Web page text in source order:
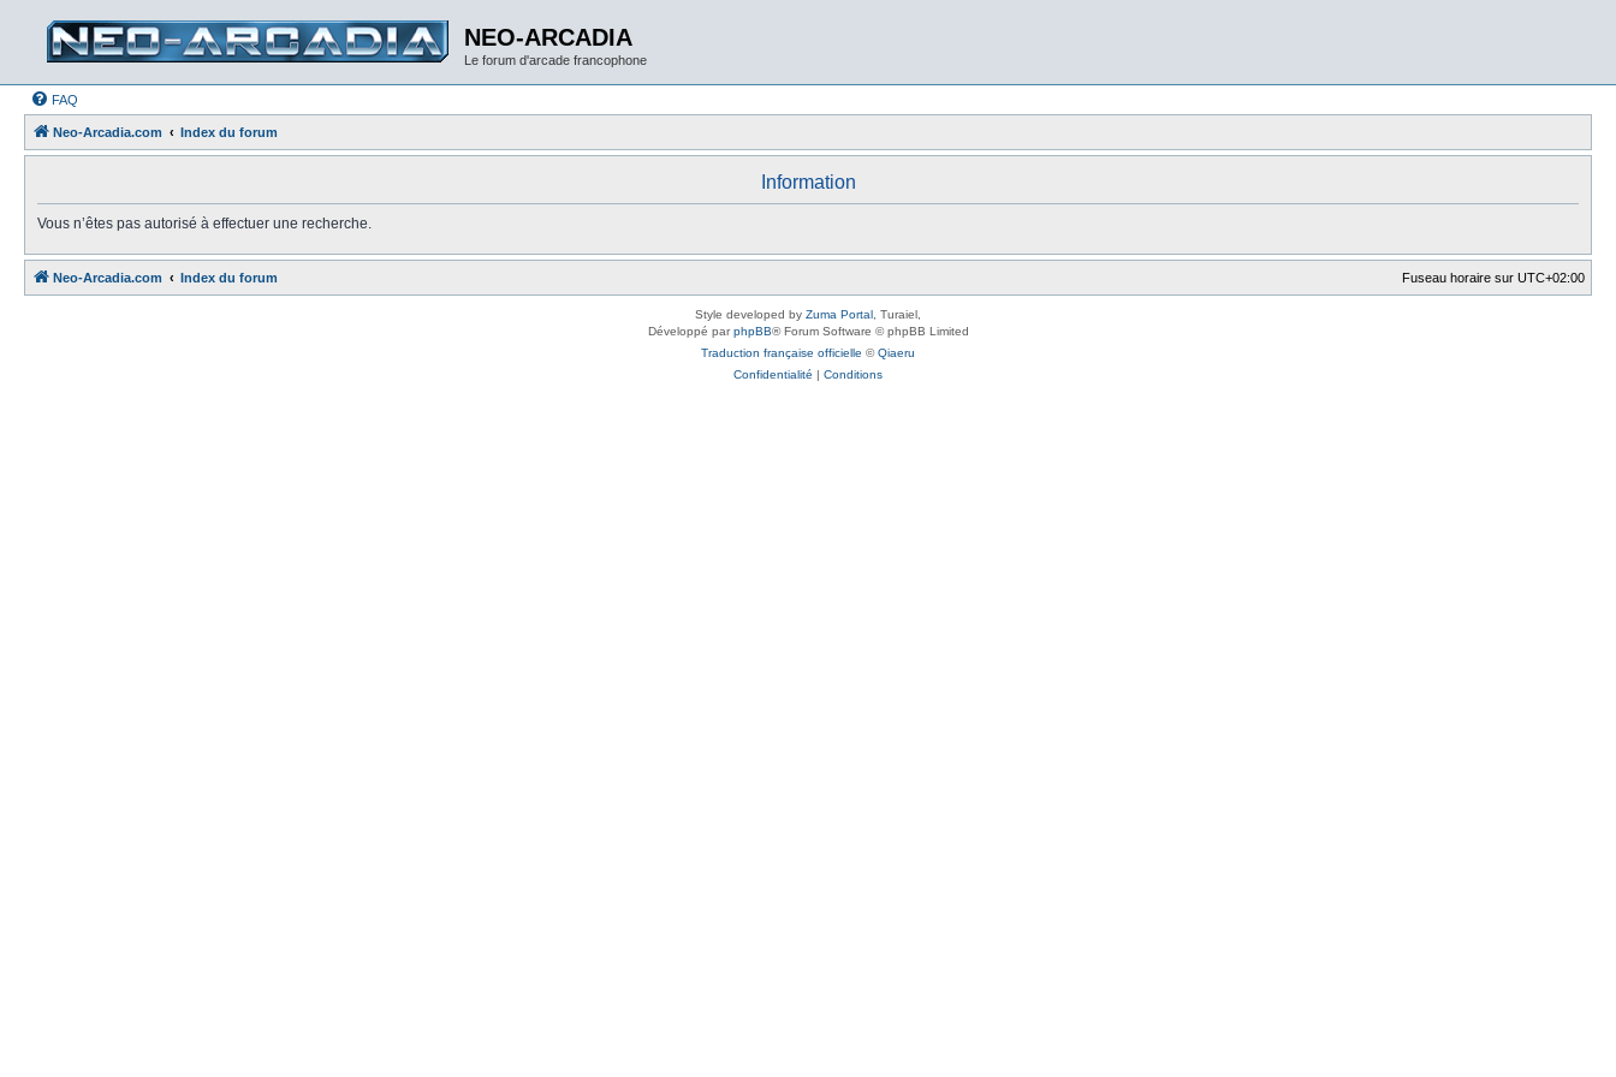
NEO-ARCADIA
Le forum d'arcade francophone
FAQ
Neo-Arcadia.com Index du forum
Information
Vous n’êtes pas autorisé à effectuer une recherche.
Neo-Arcadia.com Index du forum Fuseau horaire sur UTC+02:00
Style developed by Zuma Portal , Turaiel,
Développé parphpBB® Forum Software © phpBB Limited
Traduction française officielle ©Qiaeru
Confidentialité | Conditions